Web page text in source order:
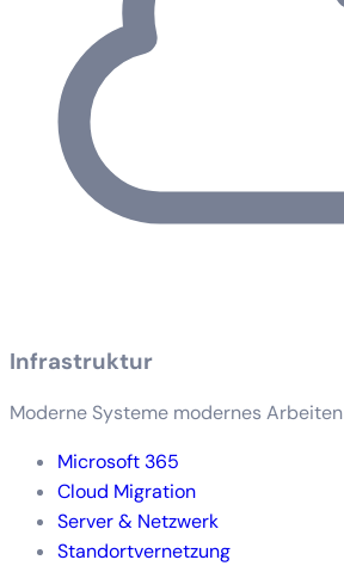
Infrastruktur
Moderne Systeme modernes Arbeiten
Microsoft 365
Cloud Migration
Server & Netzwerk
Standortvernetzung